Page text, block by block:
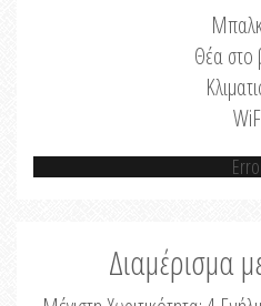
Θέα στο
Διαμέρισμα